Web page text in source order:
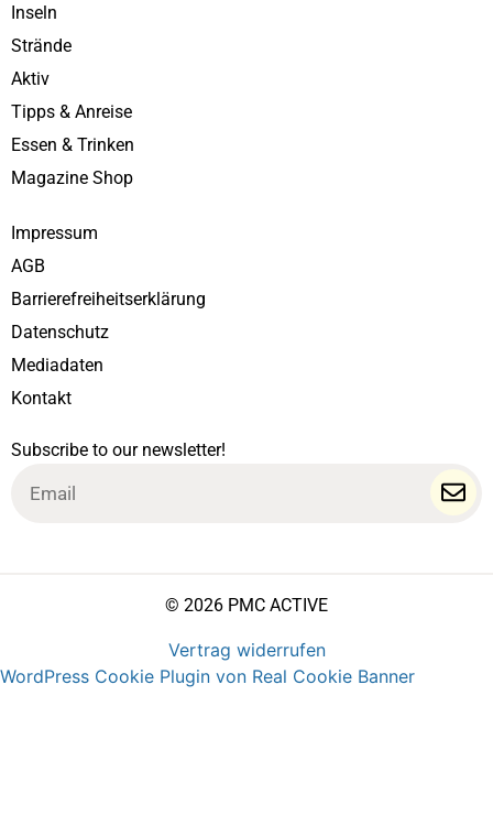
Inseln
Strände
Aktiv
Tipps & Anreise
Essen & Trinken
Magazine Shop
Impressum
AGB
Barrierefreiheitserklärung
Datenschutz
Mediadaten
Kontakt
Subscribe to our newsletter!
© 2026 PMC ACTIVE
Vertrag widerrufen
WordPress Cookie Plugin von Real Cookie Banner